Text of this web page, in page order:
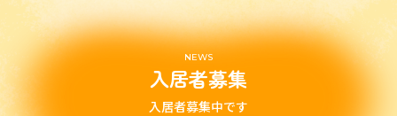
NEWS
入居者募集
入居者募集中です